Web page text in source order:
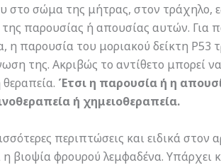
στο σώμα της μήτρας, στον τράχηλο,
παρουσίας ή απουσίας αυτών. Για
η παρουσία του μοριακού δείκτη P53
της. Ακριβώς το αντίθετο μπορεί
Έτσι η παρουσία ή η
ή χημειοθεραπεία.
περιπτώσεις και ειδικά
βιοψία φρουρού λεμφαδένα.